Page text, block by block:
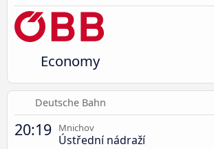
Economy
Deutsche Bahn
20:19 Mnichov
Ústřední nádraží